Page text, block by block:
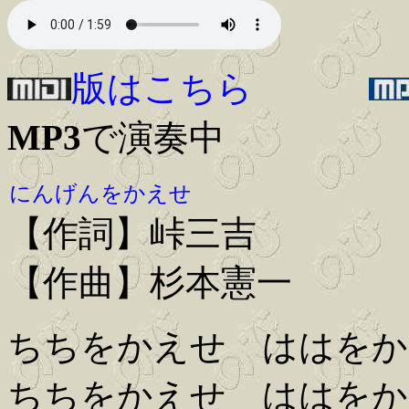
版はこちら
MP3で演奏中
にんげんをかえせ
【作詞】峠三吉
【作曲】杉本憲一
ちちをかえせ ははを
ちちをかえせ ははを